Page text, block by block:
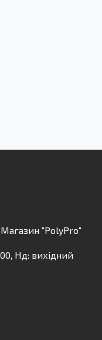
"PolyPro"
Нд: вихідний